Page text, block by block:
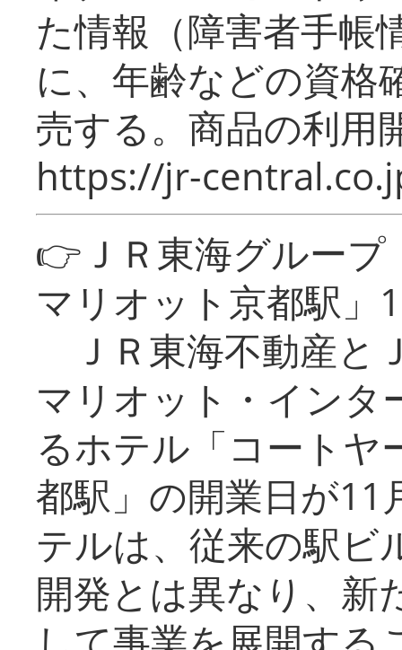
た情報（障害者手帳
に、年齢などの資格
売する。商品の利用
https://jr-
👉ＪＲ東海グルー
マリオット京都駅」
ＪＲ東海不動産と
マリオット・インタ
るホテル「コートヤ
都駅」の開業日が11
テルは、従来の駅ビ
開発とは異なり、新